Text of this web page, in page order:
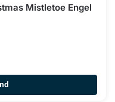
Mistletoe Engel